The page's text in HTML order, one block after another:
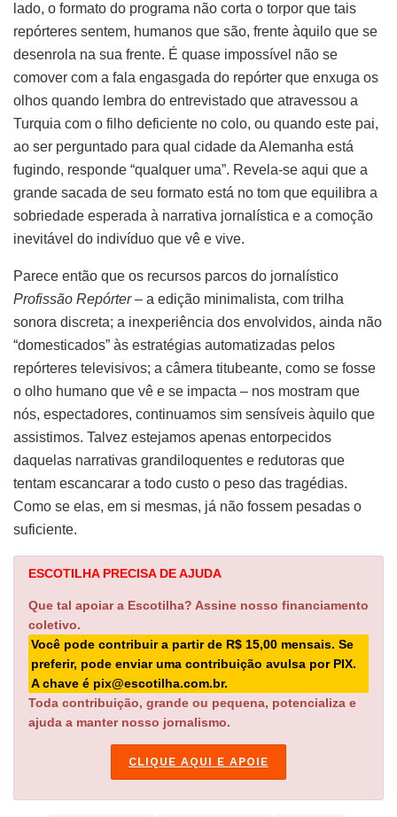
lado, o formato do programa não corta o torpor que tais
repórteres sentem, humanos que são, frente àquilo que se
desenrola na sua frente. É quase impossível não se
comover com a fala engasgada do repórter que enxuga os
olhos quando lembra do entrevistado que atravessou a
Turquia com o filho deficiente no colo, ou quando este pai,
ao ser perguntado para qual cidade da Alemanha está
fugindo, responde “qualquer uma”. Revela-se aqui que a
grande sacada de seu formato está no tom que equilibra a
sobriedade esperada à narrativa jornalística e a comoção
inevitável do indivíduo que vê e vive.
Parece então que os recursos parcos do jornalístico
Profissão Repórter – a edição minimalista, com trilha
sonora discreta; a inexperiência dos envolvidos, ainda não
“domesticados” às estratégias automatizadas pelos
repórteres televisivos; a câmera titubeante, como se fosse
o olho humano que vê e se impacta – nos mostram que
nós, espectadores, continuamos sim sensíveis àquilo que
assistimos. Talvez estejamos apenas entorpecidos
daquelas narrativas grandiloquentes e redutoras que
tentam escancarar a todo custo o peso das tragédias.
Como se elas, em si mesmas, já não fossem pesadas o
suficiente.
ESCOTILHA PRECISA DE AJUDA
Que tal apoiar a Escotilha? Assine nosso financiamento
coletivo.
Você pode contribuir a partir de R$ 15,00 mensais. Se
preferir, pode enviar uma contribuição avulsa por PIX.
A chave é pix@escotilha.com.br.
Toda contribuição, grande ou pequena, potencializa e
ajuda a manter nosso jornalismo.
CLIQUE AQUI E APOIE